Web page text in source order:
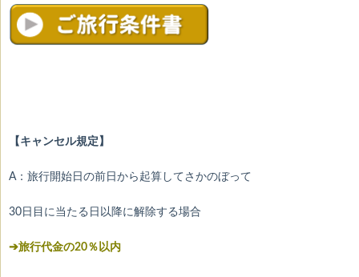
【キャンセル規定】
A：旅行開始日の前日から起算してさかのぼって
30日目に当たる日以降に解除する場合
➔旅行代金の20％以内